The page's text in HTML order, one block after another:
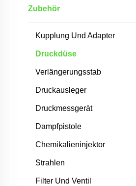
Zubehör
Kupplung Und Adapter
Druckdüse
Verlängerungsstab
Druckausleger
Druckmessgerät
Dampfpistole
Chemikalieninjektor
Strahlen
Filter Und Ventil